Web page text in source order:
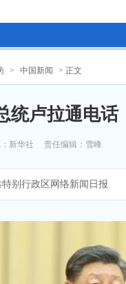
> 中国新闻 > 正文
统卢拉通电话
新华社 责任编辑：雪峰
行政区网络新闻日报